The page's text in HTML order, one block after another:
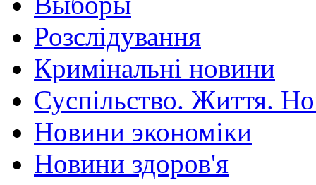
Розслідування
Кримінальні новини
Суспільство. Життя.
Новини экономіки
Новини здоров'я